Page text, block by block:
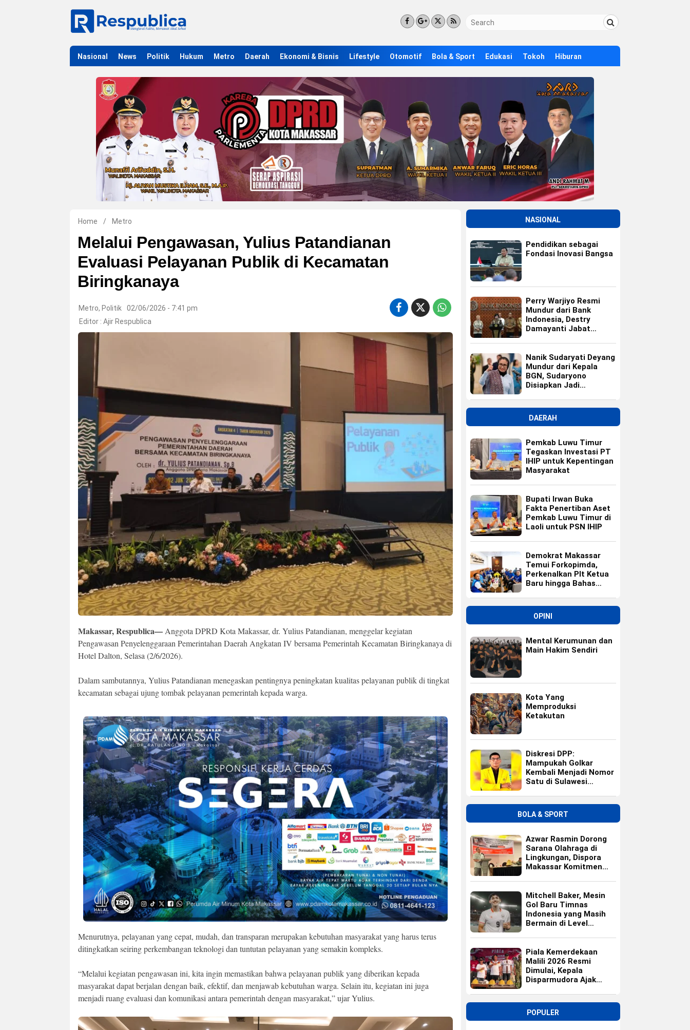
Nasional News Politik Hukum Metro Daerah Ekonomi & Bisnis Lifestyle Otomotif Bola & Sport Edukasi Tokoh Hiburan
Home / Metro
Melalui Pengawasan, Yulius Patandianan
Evaluasi Pelayanan Publik di Kecamatan
Biringkanaya
Metro, Politik
02/06/2026 - 7:41 pm
Editor : Ajir Respublica
Makassar, Respublica—Anggota DPRD Kota Makassar, dr. Yulius Patandianan, menggelar kegiatan
Pengawasan Penyelenggaraan Pemerintahan Daerah Angkatan IV bersama Pemerintah Kecamatan Biringkanaya di
Hotel Dalton, Selasa (2/6/2026).
Dalam sambutannya, Yulius Patandianan menegaskan pentingnya peningkatan kualitas pelayanan publik di tingkat
kecamatan sebagai ujung tombak pelayanan pemerintah kepada warga.
Menurutnya, pelayanan yang cepat, mudah, dan transparan merupakan kebutuhan masyarakat yang harus terus
ditingkatkan seiring perkembangan teknologi dan tuntutan pelayanan yang semakin kompleks.
“Melalui kegiatan pengawasan ini, kita ingin memastikan bahwa pelayanan publik yang diberikan kepada
masyarakat dapat berjalan dengan baik, efektif, dan menjawab kebutuhan warga. Selain itu, kegiatan ini juga
menjadi ruang evaluasi dan komunikasi antara pemerintah dengan masyarakat,” ujar Yulius.
NASIONAL
Pendidikan sebagai
Fondasi Inovasi Bangsa
Perry Warjiyo Resmi
Mundur dari Bank
Indonesia, Destry
Damayanti Jabat
Nanik Sudaryati Deyang
Mundur dari Kepala
BGN, Sudaryono
Disiapkan Jadi
DAERAH
Pemkab Luwu Timur
Tegaskan Investasi PT
IHIP untuk Kepentingan
Masyarakat
Bupati Irwan Buka
Fakta Penertiban Aset
Pemkab Luwu Timur di
Laoli untuk PSN IHIP
Demokrat Makassar
Temui Forkopimda,
Perkenalkan Plt Ketua
Baru hingga Bahas
OPINI
Mental Kerumunan dan
Main Hakim Sendiri
Kota Yang
Memproduksi
Ketakutan
Diskresi DPP:
Mampukah Golkar
Kembali Menjadi Nomor
Satu di Sulawesi
BOLA & SPORT
Azwar Rasmin Dorong
Sarana Olahraga di
Lingkungan, Dispora
Makassar Komitmen
Mitchell Baker, Mesin
Gol Baru Timnas
Indonesia yang Masih
Bermain di Level
Piala Kemerdekaan
Malili 2026 Resmi
Dimulai, Kepala
Disparmudora Ajak
POPULER